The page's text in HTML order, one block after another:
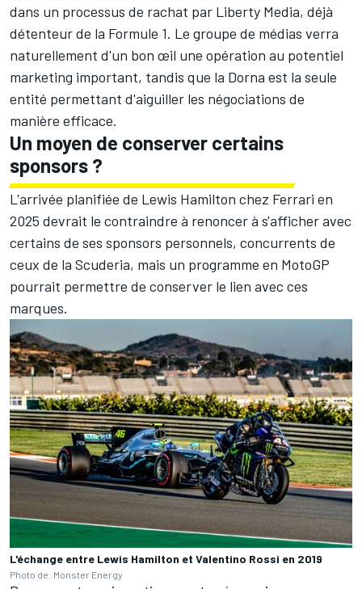
dans un processus de rachat par Liberty Media, déjà
détenteur de la Formule 1. Le groupe de médias verra
naturellement d'un bon œil une opération au potentiel
marketing important, tandis que la Dorna est la seule
entité permettant d'aiguiller les négociations de
manière efficace.
Un moyen de conserver certains
sponsors ?
L'arrivée planifiée de Lewis Hamilton chez Ferrari en
2025 devrait le contraindre à renoncer à s'afficher avec
certains de ses sponsors personnels, concurrents de
ceux de la Scuderia, mais un programme en MotoGP
pourrait permettre de conserver le lien avec ces
marques.
L'échange entre Lewis Hamilton et Valentino Rossi en 2019
Photo de: Monster Energy